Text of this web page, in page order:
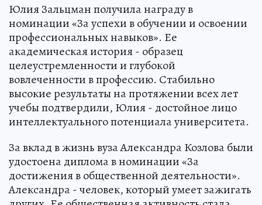
Юлия Зальцман получила награду в
номинации «За успехи в обучении и освоении
профессиональных навыков». Ее
академическая история - образец
целеустремленности и глубокой
вовлеченности в профессию. Стабильно
высокие результаты на протяжении всех лет
учебы подтвердили, Юлия - достойное лицо
интеллектуального потенциала университета.
За вклад в жизнь вуза Александра Козлова были
удостоена диплома в номинации «За
достижения в общественной деятельности».
Александра - человек, который умеет зажигать